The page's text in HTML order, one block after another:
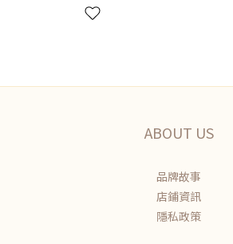
ABOUT US
品牌故事
店鋪資訊
隱私政策